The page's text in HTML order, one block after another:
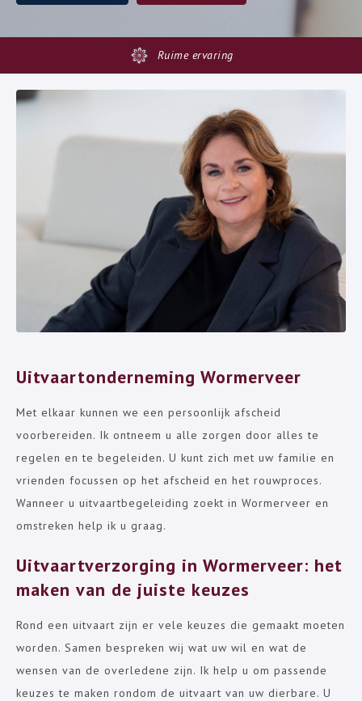
Ruime ervaring
Uitvaartonderneming Wormerveer
Met elkaar kunnen we een persoonlijk afscheid
voorbereiden. Ik ontneem u alle zorgen door alles te
regelen en te begeleiden. U kunt zich met uw familie en
vrienden focussen op het afscheid en het rouwproces.
Wanneer u uitvaartbegeleiding zoekt in Wormerveer en
omstreken help ik u graag.
Uitvaartverzorging in Wormerveer: het
maken van de juiste keuzes
Rond een uitvaart zijn er vele keuzes die gemaakt moeten
worden. Samen bespreken wij wat uw wil en wat de
wensen van de overledene zijn. Ik help u om passende
keuzes te maken rondom de uitvaart van uw dierbare. U